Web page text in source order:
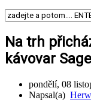
Na trh
kávovar
pondělí, 08
Napsal(a)